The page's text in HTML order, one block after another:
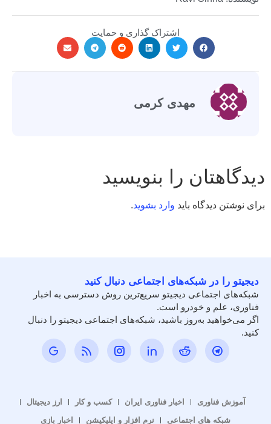
اشتراک گذاری و حمایت
مهدی کرمی
دیدگاهتان را بنویسید
برای نوشتن دیدگاه باید وارد بشوید.
دیجیتو را در شبکه‌های اجتماعی دنبال کنید
شبکه‌های اجتماعی دیجیتو سریع‌ترین روش دسترسی به اخبار
فناوری، علم و خودرو است.
اگر می‌خواهید به‌روز باشید، شبکه‌های اجتماعی دیجیتو را دنبال
کنید.
آموزش فناوری اخبار فناوری ایران کسب و کار
ارز دیجیتال
شبکه های اجتماعی
نرم افزار و اپلیکیشن اخبار بازی